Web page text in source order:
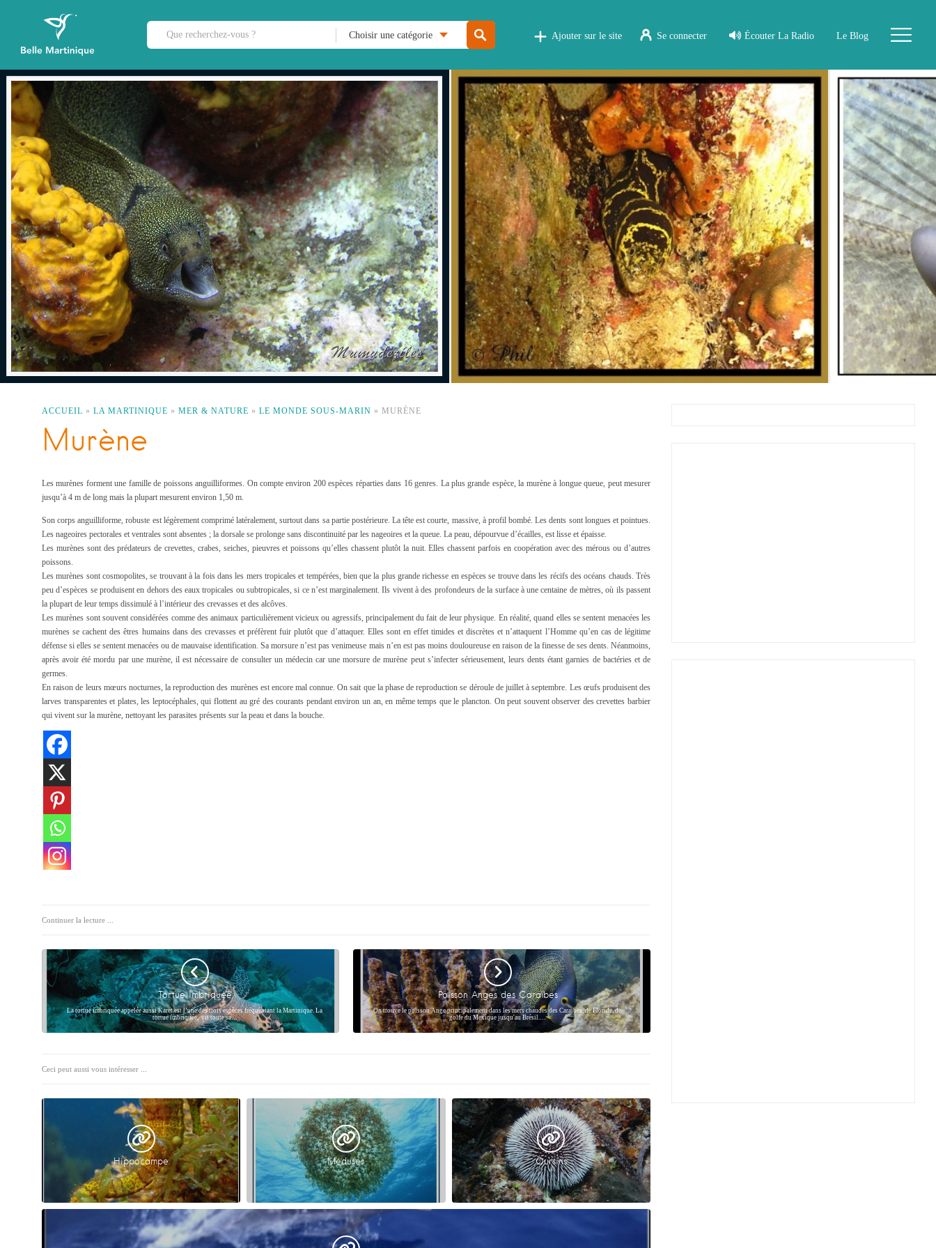
Choisir une catégorie Ajouter sur le site Se connecter Écouter La Radio Le Blog
ACCUEIL » LA MARTINIQUE » MER & NATURE » LE MONDE SOUS-MARIN » MURÈNE
Murène
Les murènes forment une famille de poissons anguilliformes. On compte environ 200 espèces réparties dans 16 genres. La plus grande espèce, la murène à longue queue, peut mesurer
jusqu’à 4 m de long mais la plupart mesurent environ 1,50 m.
Son corps anguilliforme, robuste est légèrement comprimé latéralement, surtout dans sa partie postérieure. La tête est courte, massive, à profil bombé. Les dents sont longues et pointues.
Les nageoires pectorales et ventrales sont absentes ; la dorsale se prolonge sans discontinuité par les nageoires et la queue. La peau, dépourvue d’écailles, est lisse et épaisse.
Les murènes sont des prédateurs de crevettes, crabes, seiches, pieuvres et poissons qu’elles chassent plutôt la nuit. Elles chassent parfois en coopération avec des mérous ou d’autres
poissons.
Les murènes sont cosmopolites, se trouvant à la fois dans les mers tropicales et tempérées, bien que la plus grande richesse en espèces se trouve dans les récifs des océans chauds. Très
peu d’espèces se produisent en dehors des eaux tropicales ou subtropicales, si ce n’est marginalement. Ils vivent à des profondeurs de la surface à une centaine de mètres, où ils passent
la plupart de leur temps dissimulé à l’intérieur des crevasses et des alcôves.
Les murènes sont souvent considérées comme des animaux particulièrement vicieux ou agressifs, principalement du fait de leur physique. En réalité, quand elles se sentent menacées les
murènes se cachent des êtres humains dans des crevasses et préfèrent fuir plutôt que d’attaquer. Elles sont en effet timides et discrètes et n’attaquent l’Homme qu’en cas de légitime
défense si elles se sentent menacées ou de mauvaise identification. Sa morsure n’est pas venimeuse mais n’en est pas moins douloureuse en raison de la finesse de ses dents. Néanmoins,
après avoir été mordu par une murène, il est nécessaire de consulter un médecin car une morsure de murène peut s’infecter sérieusement, leurs dents étant garnies de bactéries et de
germes.
En raison de leurs mœurs nocturnes, la reproduction des murènes est encore mal connue. On sait que la phase de reproduction se déroule de juillet à septembre. Les œufs produisent des
larves transparentes et plates, les leptocéphales, qui flottent au gré des courants pendant environ un an, en même temps que le plancton. On peut souvent observer des crevettes barbier
qui vivent sur la murène, nettoyant les parasites présents sur la peau et dans la bouche.
Continuer la lecture ...
Tortue imbriquée
La tortue imbriquée appelée aussi Karet est l’une des trois espèces fréquentant la Martinique. La
tortue imbriquée, vit toute sa…
Poisson Anges des Caraïbes
On trouve le poisson Ange principalement dans les mers chaudes des Caraïbes, de Floride, du
golfe du Mexique jusqu'au Brésil.…
Ceci peut aussi vous intéresser ...
Hippocampe Méduses Oursins